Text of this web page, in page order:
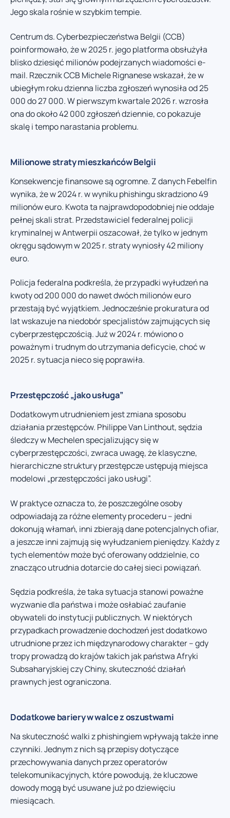
Jego skala rośnie w szybkim tempie.
Centrum ds. Cyberbezpieczeństwa Belgii (CCB)
poinformowało, że w 2025 r. jego platforma obsłużyła
blisko dziesięć milionów podejrzanych wiadomości e-
mail. Rzecznik CCB Michele Rignanese wskazał, że w
ubiegłym roku dzienna liczba zgłoszeń wynosiła od 25
000 do 27 000. W pierwszym kwartale 2026 r. wzrosła
ona do około 42 000 zgłoszeń dziennie, co pokazuje
skalę i tempo narastania problemu.
Milionowe straty mieszkańców Belgii
Konsekwencje finansowe są ogromne. Z danych Febelfin
wynika, że w 2024 r. w wyniku phishingu skradziono 49
milionów euro. Kwota ta najprawdopodobniej nie oddaje
pełnej skali strat. Przedstawiciel federalnej policji
kryminalnej w Antwerpii oszacował, że tylko w jednym
okręgu sądowym w 2025 r. straty wyniosły 42 miliony
euro.
Policja federalna podkreśla, że przypadki wyłudzeń na
kwoty od 200 000 do nawet dwóch milionów euro
przestają być wyjątkiem. Jednocześnie prokuratura od
lat wskazuje na niedobór specjalistów zajmujących się
cyberprzestępczością. Już w 2024 r. mówiono o
poważnym i trudnym do utrzymania deficycie, choć w
2025 r. sytuacja nieco się poprawiła.
Przestępczość „jako usługa”
Dodatkowym utrudnieniem jest zmiana sposobu
działania przestępców. Philippe Van Linthout, sędzia
śledczy w Mechelen specjalizujący się w
cyberprzestępczości, zwraca uwagę, że klasyczne,
hierarchiczne struktury przestępcze ustępują miejsca
modelowi „przestępczości jako usługi”.
W praktyce oznacza to, że poszczególne osoby
odpowiadają za różne elementy procederu – jedni
dokonują włamań, inni zbierają dane potencjalnych ofiar,
a jeszcze inni zajmują się wyłudzaniem pieniędzy. Każdy z
tych elementów może być oferowany oddzielnie, co
znacząco utrudnia dotarcie do całej sieci powiązań.
Sędzia podkreśla, że taka sytuacja stanowi poważne
wyzwanie dla państwa i może osłabiać zaufanie
obywateli do instytucji publicznych. W niektórych
przypadkach prowadzenie dochodzeń jest dodatkowo
utrudnione przez ich międzynarodowy charakter – gdy
tropy prowadzą do krajów takich jak państwa Afryki
Subsaharyjskiej czy Chiny, skuteczność działań
prawnych jest ograniczona.
Dodatkowe bariery w walce z oszustwami
Na skuteczność walki z phishingiem wpływają także inne
czynniki. Jednym z nich są przepisy dotyczące
przechowywania danych przez operatorów
telekomunikacyjnych, które powodują, że kluczowe
dowody mogą być usuwane już po dziewięciu
miesiącach.